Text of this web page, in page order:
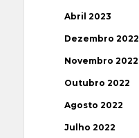
Abril 2023
Dezembro 2022
Novembro 2022
Outubro 2022
Agosto 2022
Julho 2022